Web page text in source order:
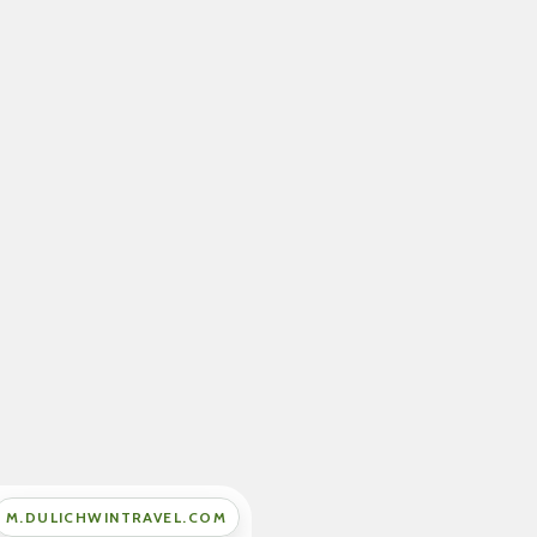
M.DULICHWINTRAVEL.COM